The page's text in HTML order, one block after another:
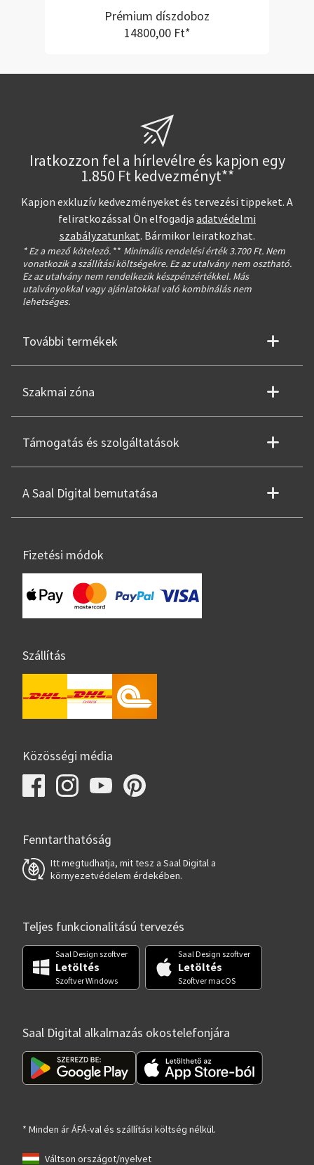
Prémium díszdoboz
14800,00 Ft*
Iratkozzon fel a hírlevélre és kapjon egy
1.850 Ft kedvezményt**
Kapjon exkluzív kedvezményeket és tervezési tippeket. A
feliratkozással Ön elfogadja adatvédelmi
szabályzatunkat. Bármikor leiratkozhat.
* Ez a mező kötelező. ** Minimális rendelési érték 3.700 Ft. Nem
vonatkozik a szállítási költségekre. Ez az utalvány nem osztható.
Ez az utalvány nem rendelkezik készpénzértékkel. Más
utalványokkal vagy ajánlatokkal való kombinálás nem
lehetséges.
További termékek
Szakmai zóna
Támogatás és szolgáltatások
A Saal Digital bemutatása
Fizetési módok
Szállítás
Közösségi média
Fenntarthatóság
Itt megtudhatja, mit tesz a Saal Digital a
környezetvédelem érdekében.
Teljes funkcionalitású tervezés
Saal Design szoftver
Letöltés
Szoftver Windows
Saal Design szoftver
Letöltés
Szoftver macOS
Saal Digital alkalmazás okostelefonjára
* Minden ár ÁFÁ-val és szállítási költség nélkül.
Váltson országot/nyelvet